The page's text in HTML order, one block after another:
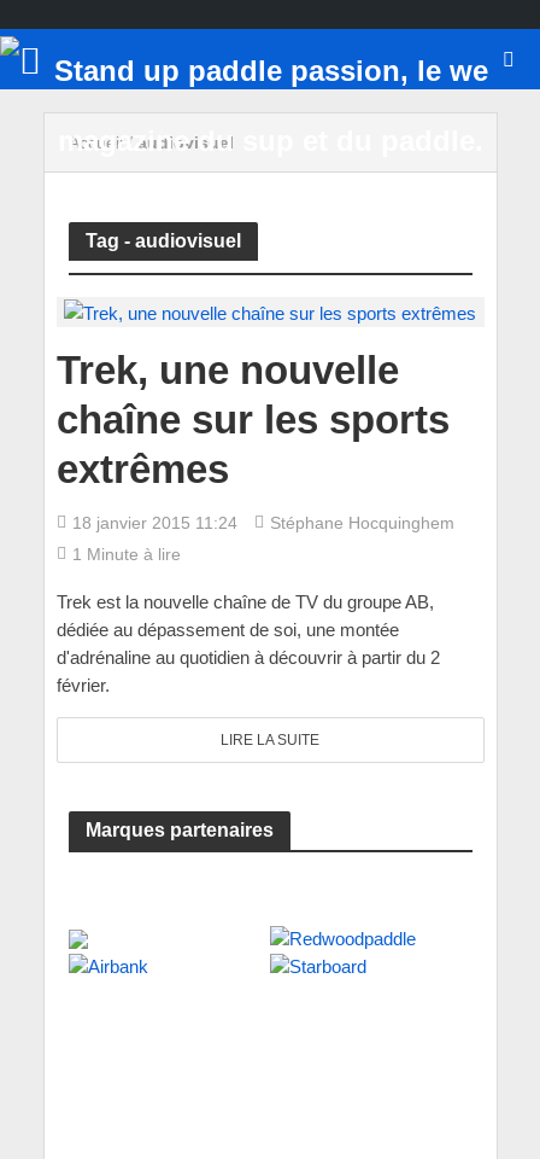
Accueil/ audiovisuel
Tag - audiovisuel
Trek, une nouvelle
chaîne sur les sports
extrêmes
18 janvier 2015 11:24
Stéphane Hocquinghem
1 Minute à lire
Trek est la nouvelle chaîne de TV du groupe AB,
dédiée au dépassement de soi, une montée
d'adrénaline au quotidien à découvrir à partir du 2
février.
LIRE LA SUITE
Marques partenaires